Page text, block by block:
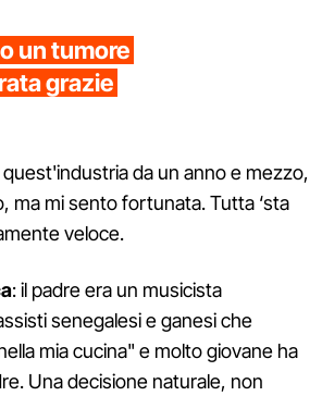
un tumore
grazie
da un anno e mezzo,
ma mi sento fortunata. Tutta ‘sta
veloce.
: il padre era un musicista
senegalesi e ganesi che
mia cucina" e molto giovane ha
Una decisione naturale, non